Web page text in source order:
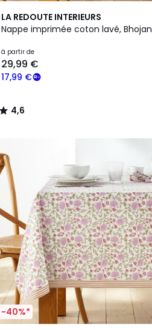
LA REDOUTE INTERIEURS
Nappe imprimée coton lavé, Bhojan
à partir de
17,99 €
29,99 €
4,6
/ 5
4,6
/
-40%*